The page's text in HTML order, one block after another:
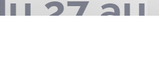
27 au